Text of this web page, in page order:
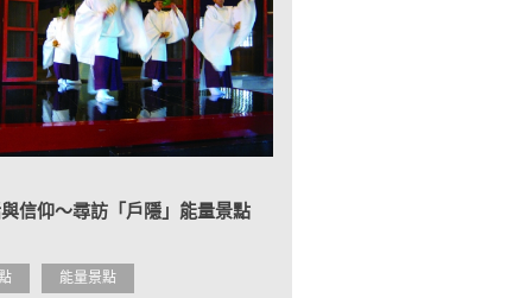
信仰～尋訪「戶隱」能量景點
能量景點